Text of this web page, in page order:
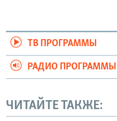
ТВ ПРОГРАММЫ
РАДИО ПРОГРАММЫ
ЧИТАЙТЕ ТАКЖЕ: